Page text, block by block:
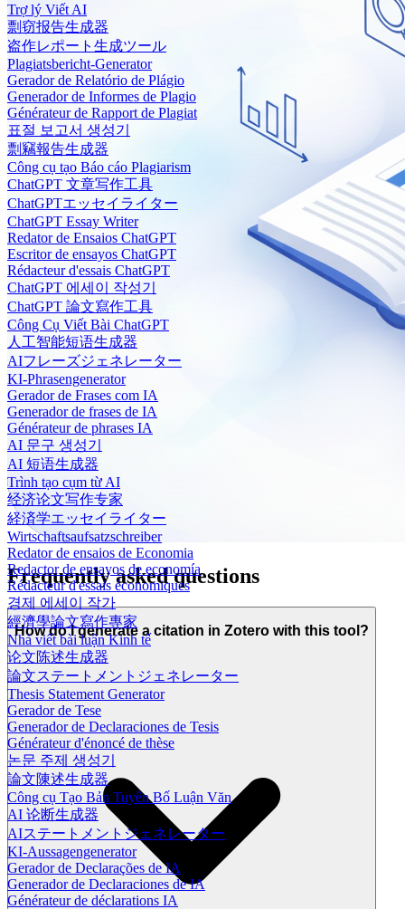
Trợ lý Viết AI
剽窃报告生成器
盗作レポート生成ツール
Plagiatsbericht-Generator
Gerador de Relatório de Plágio
Generador de Informes de Plagio
Générateur de Rapport de Plagiat
표절 보고서 생성기
剽竊報告生成器
Công cụ tạo Báo cáo Plagiarism
ChatGPT 文章写作工具
ChatGPTエッセイライター
ChatGPT Essay Writer
Redator de Ensaios ChatGPT
Escritor de ensayos ChatGPT
Rédacteur d'essais ChatGPT
ChatGPT 에세이 작성기
ChatGPT 論文寫作工具
Công Cụ Viết Bài ChatGPT
人工智能短语生成器
AIフレーズジェネレーター
KI-Phrasengenerator
Gerador de Frases com IA
Generador de frases de IA
Générateur de phrases IA
AI 문구 생성기
AI 短语生成器
Trình tạo cụm từ AI
经济论文写作专家
経済学エッセイライター
Wirtschaftsaufsatzschreiber
Redator de ensaios de Economia
Redactor de ensayos de economía
Rédacteur d'essais économiques
경제 에세이 작가
經濟學論文寫作專家
Nhà viết bài luận Kinh tế
论文陈述生成器
論文ステートメントジェネレーター
Thesis Statement Generator
Gerador de Tese
Generador de Declaraciones de Tesis
Générateur d'énoncé de thèse
논문 주제 생성기
論文陳述生成器
Công cụ Tạo Bản Tuyên Bố Luận Văn
AI 论断生成器
AIステートメントジェネレーター
KI-Aussagengenerator
Gerador de Declarações de IA
Generador de Declaraciones de IA
Générateur de déclarations IA
Frequently asked questions
How do I generate a citation in Zotero with this tool?